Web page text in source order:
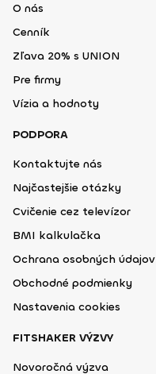
O nás
Cenník
Zľava 20% s UNION
Pre firmy
Vízia a hodnoty
PODPORA
Kontaktujte nás
Najčastejšie otázky
Cvičenie cez televízor
BMI kalkulačka
Ochrana osobných údajov
Obchodné podmienky
Nastavenia cookies
FITSHAKER VÝZVY
Novoročná výzva